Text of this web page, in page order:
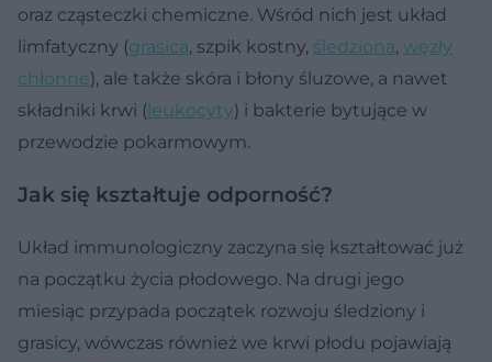
oraz cząsteczki chemiczne. Wśród nich jest układ
limfatyczny (grasica, szpik kostny, śledziona, węzły
chłonne), ale także skóra i błony śluzowe, a nawet
składniki krwi (leukocyty) i bakterie bytujące w
przewodzie pokarmowym.
Jak się kształtuje odporność?
Układ immunologiczny zaczyna się kształtować już
na początku życia płodowego. Na drugi jego
miesiąc przypada początek rozwoju śledziony i
grasicy, wówczas również we krwi płodu pojawiają